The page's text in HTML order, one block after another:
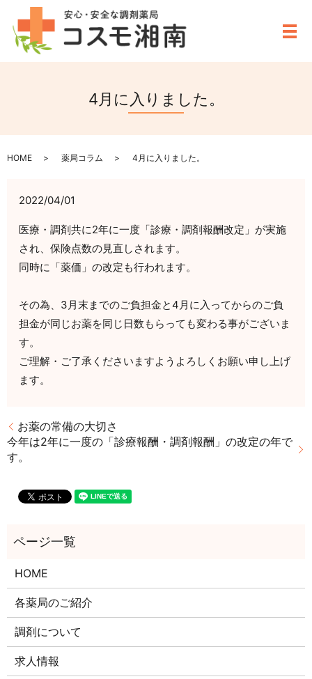
メ
4月に入りました。
HOME 薬局コラム 4月に入りました。
2022/04/01
医療・調剤共に2年に一度「診療・調剤報酬改定」が実施
され、保険点数の見直しされます。
同時に「薬価」の改定も行われます。
その為、3月末までのご負担金と4月に入ってからのご負
担金が同じお薬を同じ日数もらっても変わる事がございま
す。
ご理解・ご了承くださいますようよろしくお願い申し上げ
ます。
お薬の常備の大切さ
今年は2年に一度の「診療報酬・調剤報酬」の改定の年で
す。
HOME
各薬局のご紹介
調剤について
求人情報